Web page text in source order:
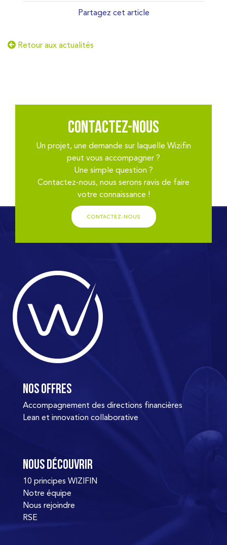
Partagez cet article
Retour aux actualités
Contactez-nous
Un projet, une demande sur laquelle Wizifin
peut vous accompagner ?
Une simple question ?
Contactez-nous, nous serons ravis de faire
votre connaissance !
CONTACTEZ-NOUS
Nos offres
Accompagnement des directions financières
Lean et innovation collaborative
Nous découvrir
10 principes WIZIFIN
Notre équipe
Nous rejoindre
RSE